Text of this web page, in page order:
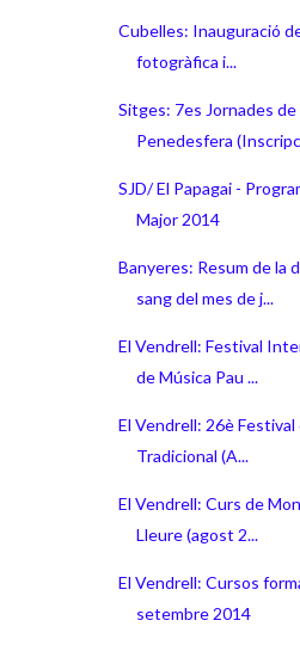
Cubelles: Inauguració
fotogràfica i...
Sitges: 7es Jornades de
Penedesfera
SJD/ El Papagai -
Major 2014
Banyeres: Resum de la
sang del mes de j...
El Vendrell: Festival
de Música Pau ...
El Vendrell: 26è Festival
Tradicional (A...
El Vendrell: Curs de
Lleure (agost 2...
El Vendrell: Cursos
setembre 2014